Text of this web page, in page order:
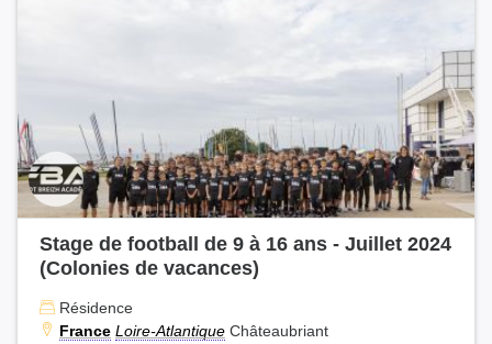
Stage de football de 9 à 16 ans - Juillet 2024
(Colonies de vacances)
Résidence
France Loire-Atlantique Châteaubriant